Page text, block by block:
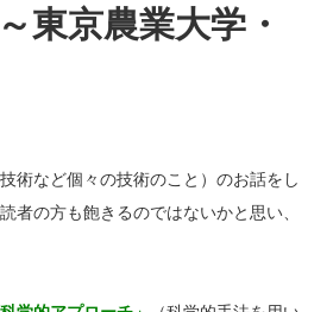
東京農業大学・
術など個々の技術のこと）のお話をし
者の方も飽きるのではないかと思い、